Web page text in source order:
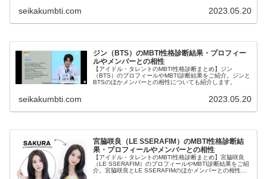
seikakumbti.com 2023.05.20
ジン（BTS）のMBTI性格診断結果・プロフィー
ルやメンバーとの相性
【アイドル・タレントのMBTI性格診断まとめ】ジン
（BTS）のプロフィールやMBTI診断結果をご紹介。ジンと
BTSのほかメンバーとの相性についても紹介します。
seikakumbti.com 2023.05.20
宮脇咲良（LE SSERAFIM）のMBTI性格診断結
果・プロフィールやメンバーとの相性
【アイドル・タレントのMBTI性格診断まとめ】宮脇咲良
（LE SSERAFIM）のプロフィールやMBTI診断結果をご紹
介。宮脇咲良とLE SSERAFIMのほかメンバーとの相性に